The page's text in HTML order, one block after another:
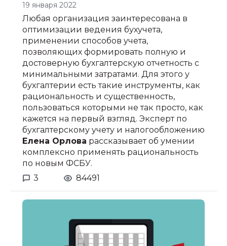
19 января 2022
Любая организация заинтересована в
оптимизации ведения бухучета,
применении способов учета,
позволяющих формировать полную и
достоверную бухгалтерскую отчетность с
минимальными затратами. Для этого у
бухгалтерии есть такие инструменты, как
рациональность и существенность,
пользоваться которыми не так просто, как
кажется на первый взгляд. Эксперт по
бухгалтерскому учету и налогообложению
Елена Орлова рассказывает об умении
комплексно применять рациональность
по новым ФСБУ.
3
84491